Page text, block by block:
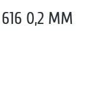
0,2 ММ